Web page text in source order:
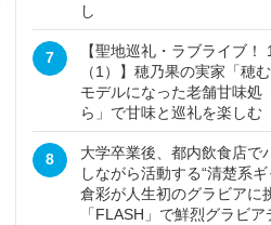
し
7
【聖地巡礼・ラブライブ！
（1）】穂乃果の実家「穂
モデルになった老舗甘味処
ら」で甘味と巡礼を楽しむ
8
大学卒業後、都内飲食店で
しながら活動する“清楚系ギ
倉彩が人生初のグラビアに
「FLASH」で鮮烈グラビア